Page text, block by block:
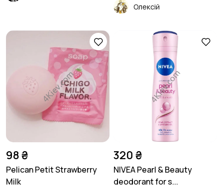
Олексій
98 ₴
Pelican Petit Strawberry
Milk
320 ₴
NIVEA Pearl & Beauty
deodorant for s...